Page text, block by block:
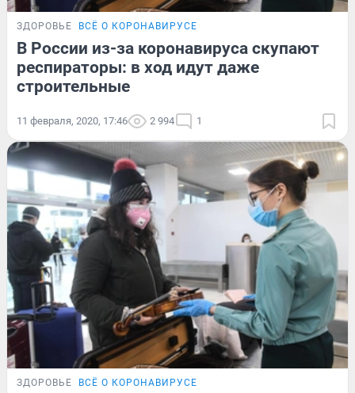
ЗДОРОВЬЕ ВСЁ О КОРОНАВИРУСЕ
В России из-за коронавируса скупают
респираторы: в ход идут даже
строительные
11 февраля, 2020, 17:46 2 994 1
ЗДОРОВЬЕ ВСЁ О КОРОНАВИРУСЕ